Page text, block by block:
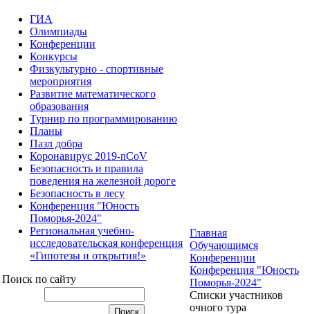
ГИА
Олимпиады
Конференции
Конкурсы
Физкультурно - спортивные
мероприятия
Развитие математического
образования
Турнир по программированию
Планы
Пазл добра
Коронавирус 2019-nCoV
Безопасность и правила
поведения на железной дороге
Безопасность в лесу
Конференция "Юность
Поморья-2024"
Региональная учебно-
исследовательская конференция
«Гипотезы и открытия!»
Поиск по сайту
Главная
Обучающимся
Конференции
Конференция "Юность
Поморья-2024"
Списки участников
очного тура